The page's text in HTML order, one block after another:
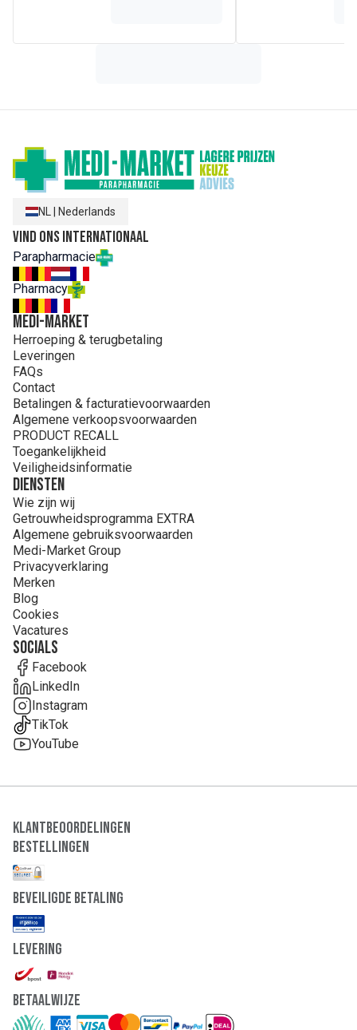
inosine 5'-monofosfaat natrium zout, L-tryptofaan,
NL Nederlands
Vind ons internationaal
Parapharmacie
Pharmacy
MEDI-MARKET
Herroeping & terugbetaling
Leveringen
FAQs
Contact
Betalingen & facturatievoorwaarden
Algemene verkoopsvoorwaarden
PRODUCT RECALL
Toegankelijkheid
Veiligheidsinformatie
Diensten
Wie zijn wij
Getrouwheidsprogramma EXTRA
Algemene gebruiksvoorwaarden
Medi-Market Group
Privacyverklaring
Merken
Blog
Cookies
Vacatures
Socials
Facebook
LinkedIn
Instagram
TikTok
YouTube
Klantbeoordelingen
Bestellingen
Beveiligde Betaling
Levering
Betaalwijze